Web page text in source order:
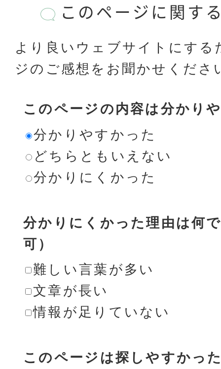
このページに関す
より良いウェブサイトにする
ジのご感想をお聞かせくださ
このページの内容は分かり
分かりやすかった
どちらともいえない
分かりにくかった
分かりにくかった理由は何
可）
難しい言葉が多い
文章が長い
情報が足りていない
このページは探しやすかっ